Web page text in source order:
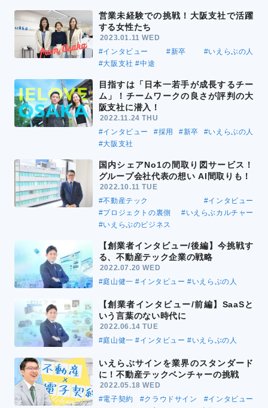
営業未経験での挑戦！大阪支社で活躍
する女性たち
2023.01.11 WED
#インタビュー
#新卒
#いえらぶの人
#大阪支社 #中途
目指すは「日本一若手が成長するチー
ム」！チームワークの良さが評判の大
阪支社に潜入！
2022.11.24 THU
#インタビュー
#採用 #新卒
#いえらぶの人
#大阪支社
国内シェアNo1の間取り図サービス！
グループ会社代表の想い AI間取りも！
2022.10.11 TUE
#不動産テック
#インタビュー
#プロジェクトの裏側
#いえらぶカルチャー
#いえらぶのビジネス
【創業者インタビュー/後編】今挑戦す
る、不動産テック企業の戦略
2022.07.20 WED
#庭山健一 #インタビュー #いえらぶの人
【創業者インタビュー/前編】SaaSと
いう言葉のない時代に
2022.06.14 TUE
#庭山健一 #インタビュー #いえらぶの人
いえらぶサインを業界のスタンダード
に！不動産テックベンチャーの挑戦
2022.05.18 WED
#電子契約
#クラウドサイン
#インタビュー